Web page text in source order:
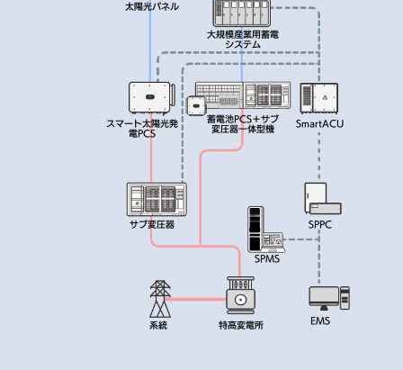
大規模産業用蓄電
システム
SmartACU
SPPC
EMS
蓄電池PCS＋サブ
変圧器一体型機
SPMS
太陽光パネル
スマート太陽光発
電PCS
サブ変圧器
特高変電所
系統